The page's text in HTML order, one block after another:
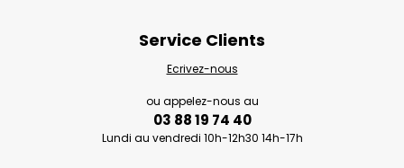
Service Clients
Ecrivez-nous
ou appelez-nous au
03 88 19 74 40
Lundi au vendredi 10h-12h30 14h-17h